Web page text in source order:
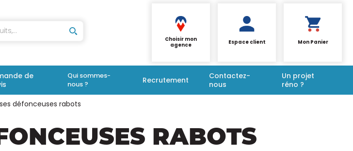
Choisir mon
agence
Espace client Mon Panier
de
Qui sommes-
nous ?
Recrutement
Contactez-
nous
Un projet
réno ?
défonceuses rabots
RABOTS